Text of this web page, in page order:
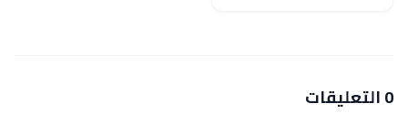
0 التعليقات